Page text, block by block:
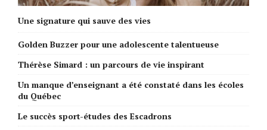
Une signature qui sauve des vies
Golden Buzzer pour une adolescente talentueuse
Thérèse Simard : un parcours de vie inspirant
Un manque d’enseignant a été constaté dans les écoles
du Québec
Le succès sport-études des Escadrons